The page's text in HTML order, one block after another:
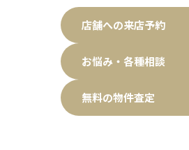
店舗への来店予約
お悩み・各種相談
無料の物件査定